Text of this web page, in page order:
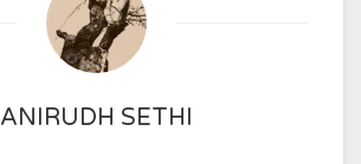
ANIRUDH SETHI